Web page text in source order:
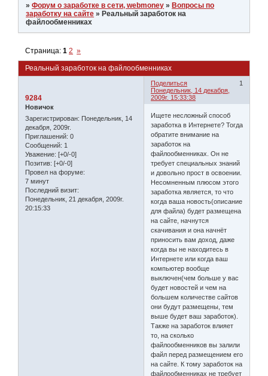
»Форум о заработке в сети, webmoney » Вопросы по
заработку на сайте » Реальный заработок на
файлообменниках
Реальный заработок на файлообменниках
Страница:1 2 »
Поделиться
1
Понедельник, 14 декабря,
2009г. 15:33:38
9284
Новичок
Зарегистрирован: Понедельник, 14
декабря, 2009г.
Приглашений: 0
Сообщений: 1
Уважение: [+0/-0]
Позитив: [+0/-0]
Провел на форуме:
7 минут
Последний визит:
Понедельник, 21 декабря, 2009г.
20:15:33
Ищете несложный способ
заработка в Интернете? Тогда
обратите внимание на
заработок на
файлообменниках. Он не
требует специальных знаний
и довольно прост в освоении.
Несомненным плюсом этого
заработка является, то что
когда ваша новость(описание
для файла) будет размещена
на сайте, начнутся
скачивания и она начнёт
приносить вам доход, даже
когда вы не находитесь в
Интернете или когда ваш
компьютер вообще
выключен(чем больше у вас
будет новостей и чем на
большем количестве сайтов
они будут размещены, тем
выше будет ваш заработок).
Также на заработок влияет
то, на сколько
файлообменников вы залили
файл перед размещением его
на сайте. К тому заработок на
файлообменниках не требует